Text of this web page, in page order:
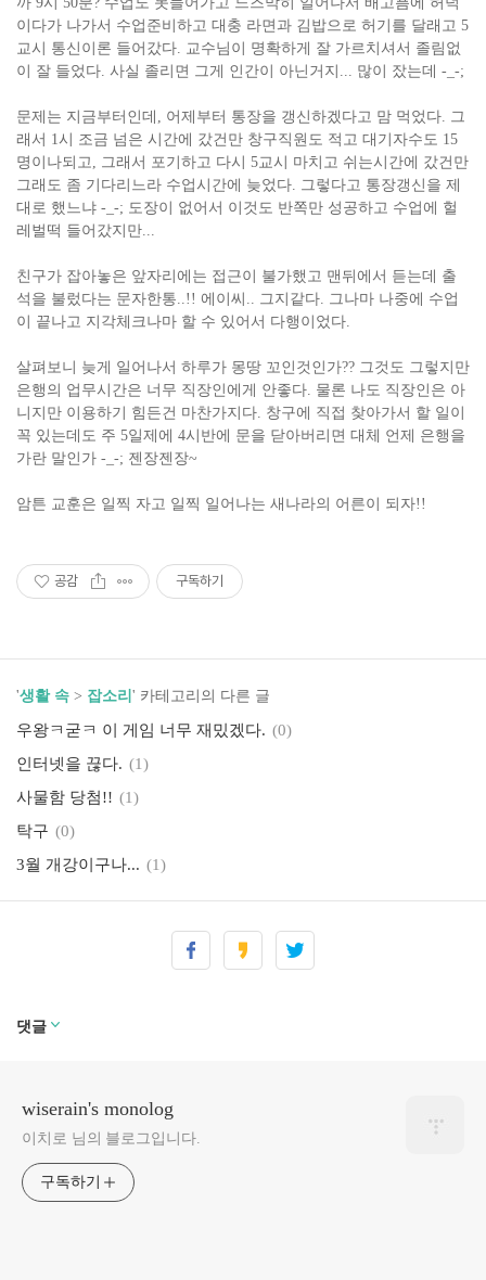
이다가 나가서 수업준비하고 대충 라면과 김밥으로 허기를 달래고 5
교시 통신이론 들어갔다. 교수님이 명확하게 잘 가르치셔서 졸림없
이 잘 들었다. 사실 졸리면 그게 인간이 아닌거지... 많이 잤는데 -_-;
문제는 지금부터인데, 어제부터 통장을 갱신하겠다고 맘 먹었다. 그
래서 1시 조금 넘은 시간에 갔건만 창구직원도 적고 대기자수도 15
명이나되고, 그래서 포기하고 다시 5교시 마치고 쉬는시간에 갔건만
그래도 좀 기다리느라 수업시간에 늦었다. 그렇다고 통장갱신을 제
대로 했느냐 -_-; 도장이 없어서 이것도 반쪽만 성공하고 수업에 헐
레벌떡 들어갔지만...
친구가 잡아놓은 앞자리에는 접근이 불가했고 맨뒤에서 듣는데 출
석을 불렀다는 문자한통..!! 에이씨.. 그지같다. 그나마 나중에 수업
이 끝나고 지각체크나마 할 수 있어서 다행이었다.
살펴보니 늦게 일어나서 하루가 몽땅 꼬인것인가?? 그것도 그렇지만
은행의 업무시간은 너무 직장인에게 안좋다. 물론 나도 직장인은 아
니지만 이용하기 힘든건 마찬가지다. 창구에 직접 찾아가서 할 일이
꼭 있는데도 주 5일제에 4시반에 문을 닫아버리면 대체 언제 은행을
가란 말인가 -_-; 젠장젠장~
암튼 교훈은 일찍 자고 일찍 일어나는 새나라의 어른이 되자!!
공감 구독하기
'생활 속 > 잡소리 ' 카테고리의 다른 글
우왕ㅋ굳ㅋ 이 게임 너무 재밌겠다. (0)
인터넷을 끊다. (1)
사물함 당첨!! (1)
탁구 (0)
3월 개강이구나... (1)
댓글
wiserain's monolog
이치로 님의 블로그입니다.
구독하기